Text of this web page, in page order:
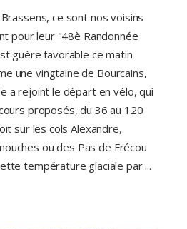
ce sont nos voisins
pour leur "48è Randonnée
guère favorable ce matin
une vingtaine de Bourcains,
a rejoint le départ en vélo, qui
proposés, du 36 au 120
sur les cols Alexandre,
ou des Pas de Frécou
température glaciale par